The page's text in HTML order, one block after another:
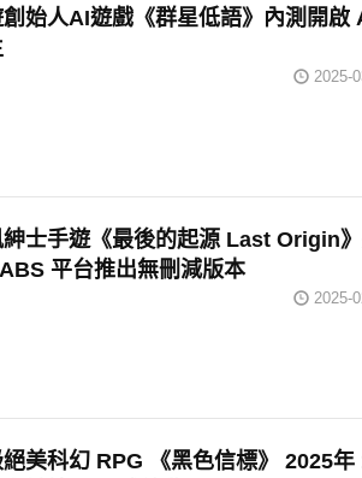
始人AI遊戲《群星低語》內測開啟
2025-
紳士手遊《最後的起源 Last Origin
平台推出無刪減版本
2025-
美科幻 RPG 《黑色信標》 2025年